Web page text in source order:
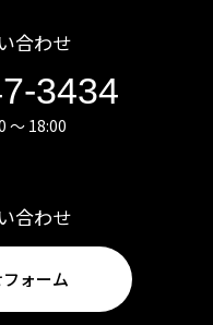
合わせ
3434
～ 18:00
合わせ
ォーム